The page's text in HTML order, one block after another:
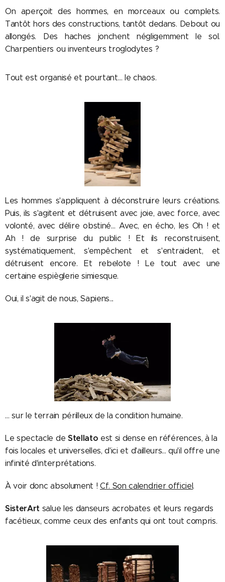
On aperçoit des hommes, en morceaux ou complets.
Tantôt hors des constructions, tantôt dedans. Debout ou
allongés. Des haches jonchent négligemment le sol.
Charpentiers ou inventeurs troglodytes ?
Tout est organisé et pourtant… le chaos.
Les hommes s'appliquent à déconstruire leurs créations.
Puis, ils s'agitent et détruisent avec joie, avec force, avec
volonté, avec délire obstiné… Avec, en écho, les Oh ! et
Ah ! de surprise du public ! Et ils reconstruisent,
systématiquement, s'empêchent et s'entraident, et
détruisent encore. Et rebelote ! Le tout avec une
certaine espièglerie simiesque.
Oui, il s'agit de nous, Sapiens...
… sur le terrain périlleux de la condition humaine.
Le spectacle de Stellato est si dense en références, à la
fois locales et universelles, d'ici et d'ailleurs... qu'il offre une
infinité d'interprétations.
À voir donc absolument ! Cf. Son calendrier officiel.
SisterArt salue les danseurs acrobates et leurs regards
facétieux, comme ceux des enfants qui ont tout compris.